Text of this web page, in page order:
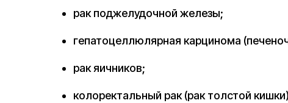
рак поджелудочной железы;
гепатоцеллюлярная карцинома
рак яичников;
колоректальный рак (рак толстой